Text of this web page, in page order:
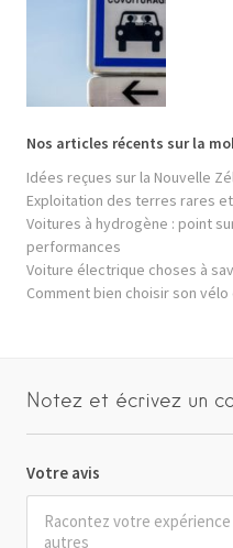
Nos articles récents sur la
Idées reçues sur la Nouvelle
Exploitation des terres rares
Voitures à hydrogène : point
performances
Voiture électrique choses à
Comment bien choisir son
Notez et écrivez un
Votre avis